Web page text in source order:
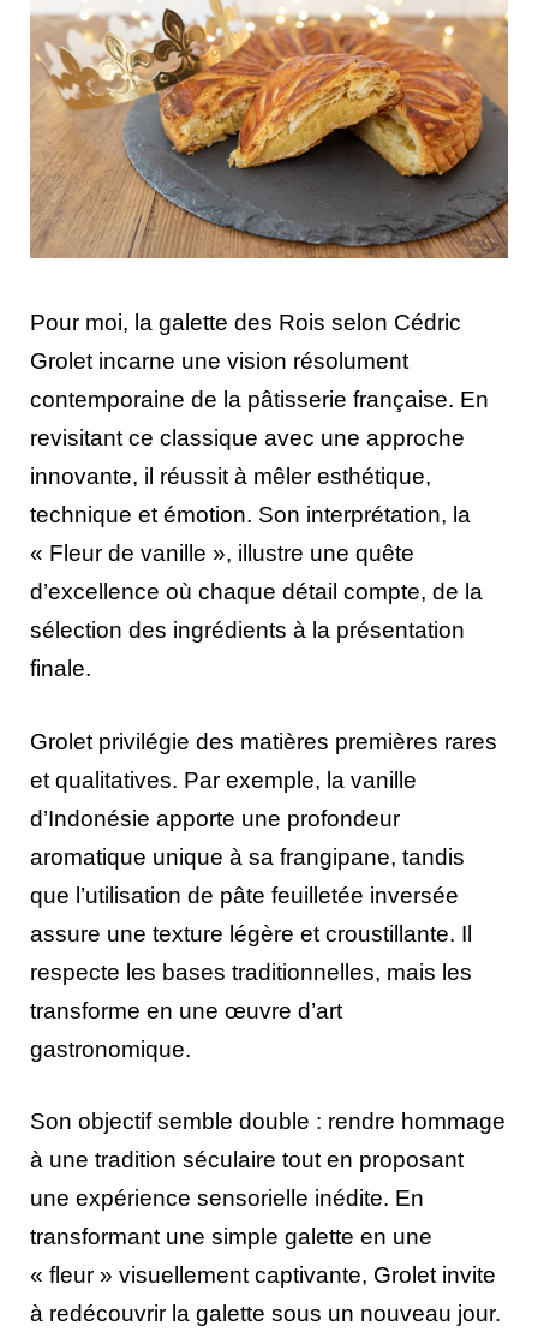
Pour moi, la galette des Rois selon Cédric
Grolet incarne une vision résolument
contemporaine de la pâtisserie française. En
revisitant ce classique avec une approche
innovante, il réussit à mêler esthétique,
technique et émotion. Son interprétation, la
« Fleur de vanille », illustre une quête
d’excellence où chaque détail compte, de la
sélection des ingrédients à la présentation
finale.
Grolet privilégie des matières premières rares
et qualitatives. Par exemple, la vanille
d’Indonésie apporte une profondeur
aromatique unique à sa frangipane, tandis
que l’utilisation de pâte feuilletée inversée
assure une texture légère et croustillante. Il
respecte les bases traditionnelles, mais les
transforme en une œuvre d’art
gastronomique.
Son objectif semble double : rendre hommage
à une tradition séculaire tout en proposant
une expérience sensorielle inédite. En
transformant une simple galette en une
« fleur » visuellement captivante, Grolet invite
à redécouvrir la galette sous un nouveau jour.